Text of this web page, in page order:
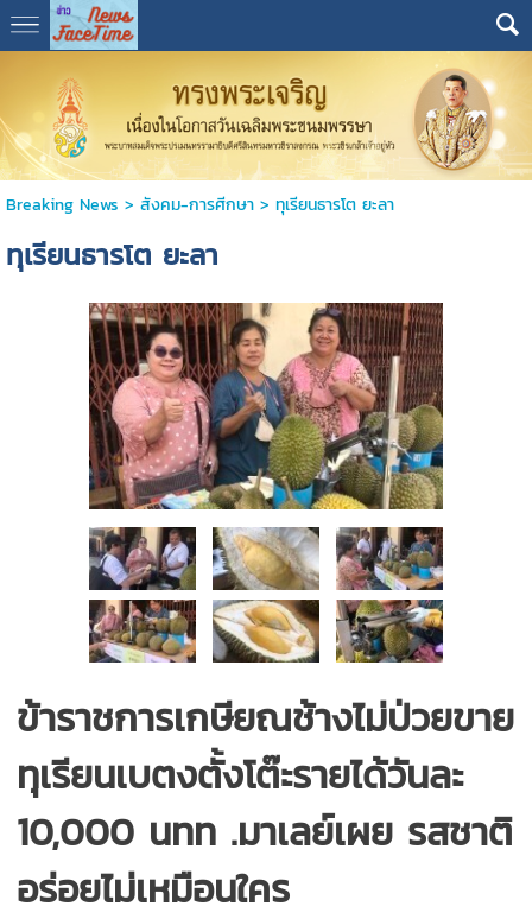
Breaking News > สังคม-การศีกษา> ทุเรียนธารโต ยะลา
ทุเรียนธารโต ยะลา
ข้าราชการเกษียณช้างไม่ป่วยขาย
ทุเรียนเบตงตั้งโต๊ะรายได้วันละ
10,000 นทท .มาเลย์เผย รสชาติ
อร่อยไม่เหมือนใคร